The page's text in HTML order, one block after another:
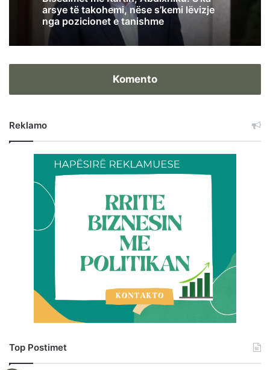
arsye të takohemi, nëse s’kemi lëvizje
nga pozicionet e tanishme
Komento
Reklamo
Top Postimet